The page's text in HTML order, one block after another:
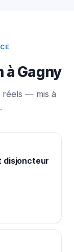
à Gagny
réels — mis à
disjoncteur